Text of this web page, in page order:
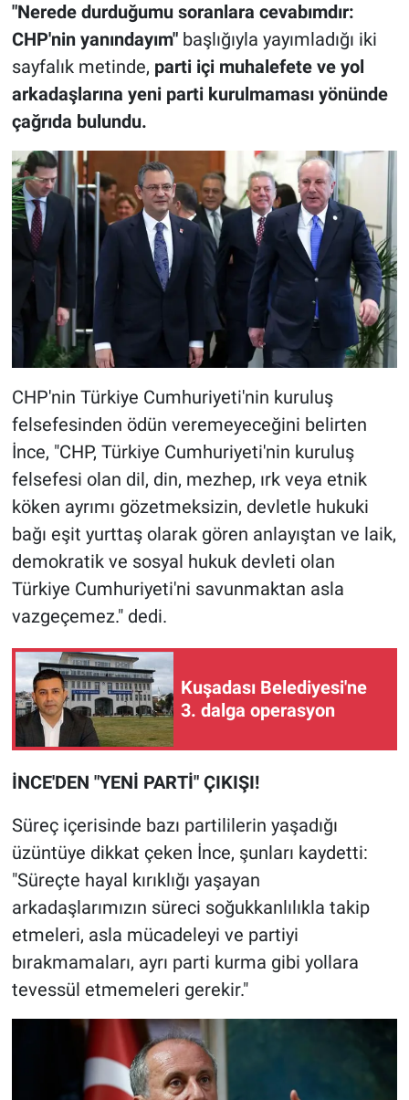
"Nerede durduğumu soranlara cevabımdır:
CHP'nin yanındayım" başlığıyla yayımladığı iki
sayfalık metinde, parti içi muhalefete ve yol
arkadaşlarına yeni parti kurulmaması yönünde
çağrıda bulundu.
CHP'nin Türkiye Cumhuriyeti'nin kuruluş
felsefesinden ödün veremeyeceğini belirten
İnce, "CHP, Türkiye Cumhuriyeti'nin kuruluş
felsefesi olan dil, din, mezhep, ırk veya etnik
köken ayrımı gözetmeksizin, devletle hukuki
bağı eşit yurttaş olarak gören anlayıştan ve laik,
demokratik ve sosyal hukuk devleti olan
Türkiye Cumhuriyeti'ni savunmaktan asla
vazgeçemez." dedi.
Kuşadası Belediyesi'ne
3. dalga operasyon
İNCE'DEN "YENİ PARTİ" ÇIKIŞI!
Süreç içerisinde bazı partililerin yaşadığı
üzüntüye dikkat çeken İnce, şunları kaydetti:
"Süreçte hayal kırıklığı yaşayan
arkadaşlarımızın süreci soğukkanlılıkla takip
etmeleri, asla mücadeleyi ve partiyi
bırakmamaları, ayrı parti kurma gibi yollara
tevessül etmemeleri gerekir."